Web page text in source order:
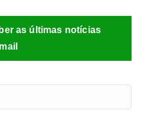
as últimas notícias